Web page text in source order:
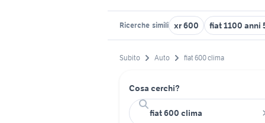
Ricerche simili xr 600 fiat 1100 anni
Subito Auto fiat 600 clima
Cosa cerchi?